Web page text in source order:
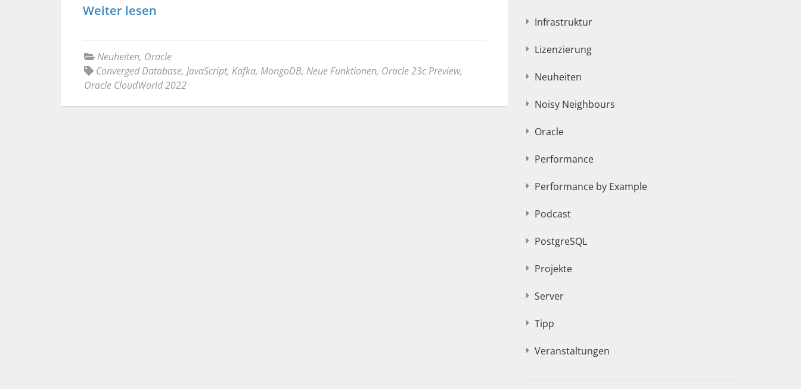
Weiter lesen
Neuheiten, Oracle
Converged Database, JavaScript, Kafka, MongoDB, Neue Funktionen, Oracle 23c Preview,
Oracle CloudWorld 2022
Infrastruktur
Lizenzierung
Neuheiten
Noisy Neighbours
Oracle
Performance
Performance by Example
Podcast
PostgreSQL
Projekte
Server
Tipp
Veranstaltungen